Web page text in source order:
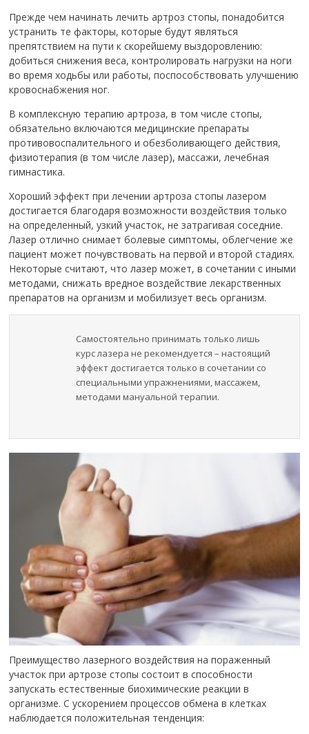
Прежде чем начинать лечить артроз стопы, понадобится
устранить те факторы, которые будут являться
препятствием на пути к скорейшему выздоровлению:
добиться снижения веса, контролировать нагрузки на ноги
во время ходьбы или работы, поспособствовать улучшению
кровоснабжения ног.
В комплексную терапию артроза, в том числе стопы,
обязательно включаются медицинские препараты
противовоспалительного и обезболивающего действия,
физиотерапия (в том числе лазер), массажи, лечебная
гимнастика.
Хороший эффект при лечении артроза стопы лазером
достигается благодаря возможности воздействия только
на определенный, узкий участок, не затрагивая соседние.
Лазер отлично снимает болевые симптомы, облегчение же
пациент может почувствовать на первой и второй стадиях.
Некоторые считают, что лазер может, в сочетании с иными
методами, снижать вредное воздействие лекарственных
препаратов на организм и мобилизует весь организм.
Самостоятельно принимать только лишь
курс лазера не рекомендуется – настоящий
эффект достигается только в сочетании со
специальными упражнениями, массажем,
методами мануальной терапии.
Преимущество лазерного воздействия на пораженный
участок при артрозе стопы состоит в способности
запускать естественные биохимические реакции в
организме. С ускорением процессов обмена в клетках
наблюдается положительная тенденция: